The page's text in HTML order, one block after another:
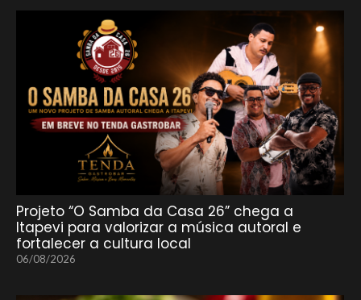
Projeto “O Samba da Casa 26” chega a
Itapevi para valorizar a música autoral e
fortalecer a cultura local
06/08/2026